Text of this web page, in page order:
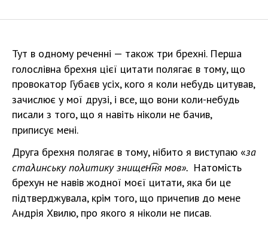
Тут в одному реченні — також три брехні. Перша
голослівна брехня цієї цитати полягає в тому, що
провокатор Губаєв усіх, кого я коли небудь цитував,
зачислює у мої друзі, і все, що вони коли-небудь
писали з того, що я навіть ніколи не бачив,
приписує мені.
Друга брехня полягає в тому, нібито я виступаю «за
стаλинську поλитику знищен͡ня мов». Натомість
брехун не навів жодної моєї цитати, яка би це
підтверджувала, крім того, що причепив до мене
Андрія Хвилю, про якого я ніколи не писав.